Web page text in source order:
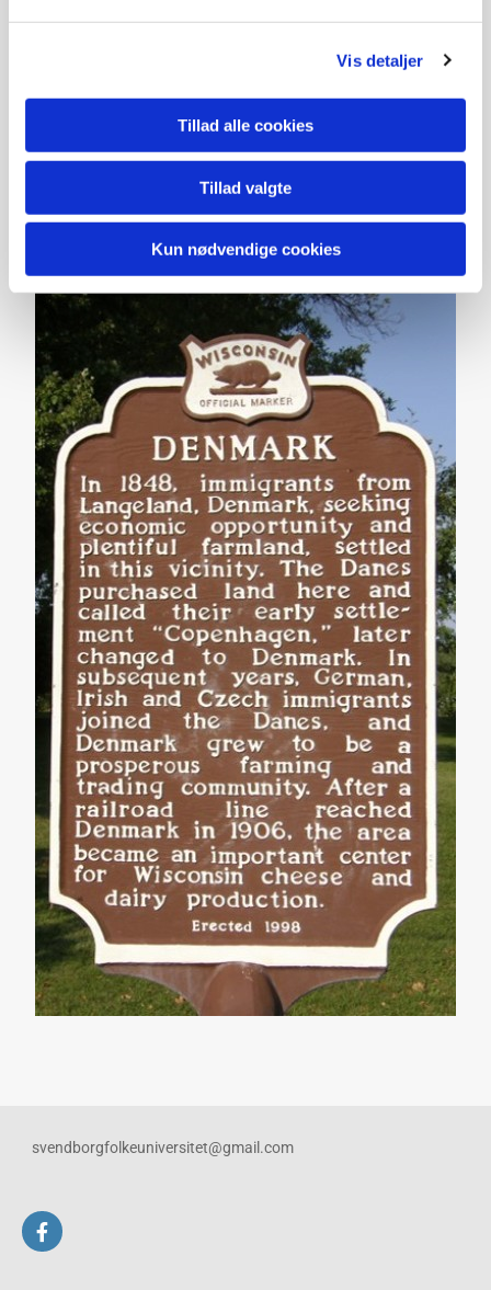
Vis detaljer
Tillad alle cookies
Tillad valgte
Kun nødvendige cookies
svendborgfolkeuniversitet@gmail.com